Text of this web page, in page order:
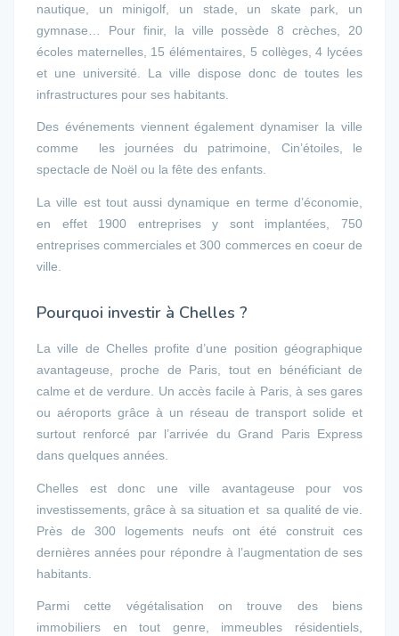
nautique, un minigolf, un stade, un skate park, un
gymnase… Pour finir, la ville possède 8 crèches, 20
écoles maternelles, 15 élémentaires, 5 collèges, 4 lycées
et une université. La ville dispose donc de toutes les
infrastructures pour ses habitants.
Des événements viennent également dynamiser la ville
comme les journées du patrimoine, Cin’étoiles, le
spectacle de Noël ou la fête des enfants.
La ville est tout aussi dynamique en terme d’économie,
en effet 1900 entreprises y sont implantées, 750
entreprises commerciales et 300 commerces en coeur de
ville.
Pourquoi investir à Chelles ?
La ville de Chelles profite d’une position géographique
avantageuse, proche de Paris, tout en bénéficiant de
calme et de verdure. Un accès facile à Paris, à ses gares
ou aéroports grâce à un réseau de transport solide et
surtout renforcé par l’arrivée du Grand Paris Express
dans quelques années.
Chelles est donc une ville avantageuse pour vos
investissements, grâce à sa situation et sa qualité de vie.
Près de 300 logements neufs ont été construit ces
dernières années pour répondre à l’augmentation de ses
habitants.
Parmi cette végétalisation on trouve des biens
immobiliers en tout genre, immeubles résidentiels,